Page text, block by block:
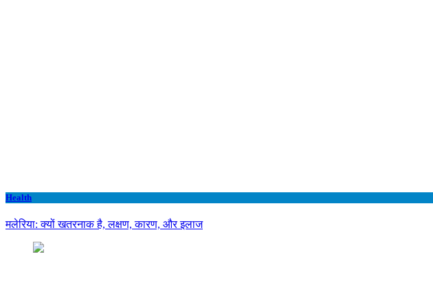
Health
मलेरिया: क्यों खतरनाक है, लक्षण, कारण, और इलाज